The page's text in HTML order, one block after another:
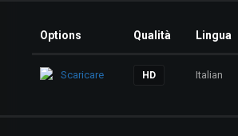
Options Qualità Lingua
Scaricare HD Italian